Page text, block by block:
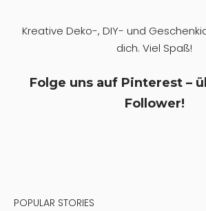
Kreative Deko-, DIY- und
dich. Viel Spaß!
Folge uns auf Pinterest –
Follower!
POPULAR STORIES